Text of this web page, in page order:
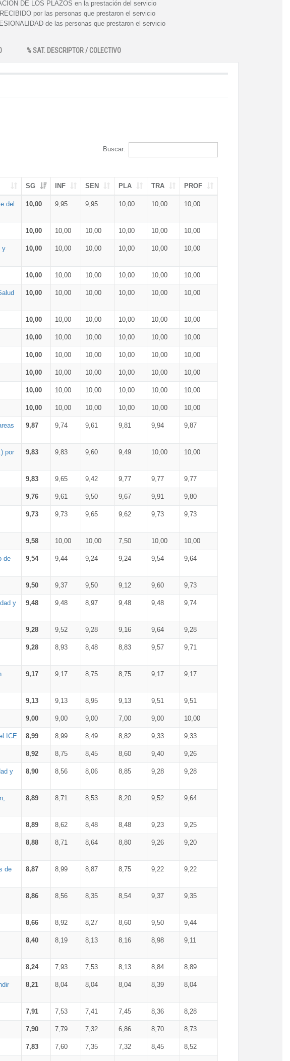
DE LOS PLAZOS en la prestación del servicio
por las personas que prestaron el servicio
de las personas que prestaron el servicio
% SAT. DESCRIPTOR / COLECTIVO
Buscar:
SG INF SEN PLA TRA PROF
del
10,00 9,95 9,95 10,00 10,00 10,00
10,00 10,00 10,00 10,00 10,00 10,00
y
10,00 10,00 10,00 10,00 10,00 10,00
10,00 10,00 10,00 10,00 10,00 10,00
10,00 10,00 10,00 10,00 10,00 10,00
10,00 10,00 10,00 10,00 10,00 10,00
10,00 10,00 10,00 10,00 10,00 10,00
10,00 10,00 10,00 10,00 10,00 10,00
10,00 10,00 10,00 10,00 10,00 10,00
10,00 10,00 10,00 10,00 10,00 10,00
10,00 10,00 10,00 10,00 10,00 10,00
9,87 9,74 9,61 9,81 9,94 9,87
por
9,83 9,83 9,60 9,49 10,00 10,00
9,83 9,65 9,42 9,77 9,77 9,77
9,76 9,61 9,50 9,67 9,91 9,80
9,73 9,73 9,65 9,62 9,73 9,73
9,58 10,00 10,00 7,50 10,00 10,00
de
9,54 9,44 9,24 9,24 9,54 9,64
9,50 9,37 9,50 9,12 9,60 9,73
y
9,48 9,48 8,97 9,48 9,48 9,74
9,28 9,52 9,28 9,16 9,64 9,28
9,28 8,93 8,48 8,83 9,57 9,71
9,17 9,17 8,75 8,75 9,17 9,17
9,13 9,13 8,95 9,13 9,51 9,51
9,00 9,00 9,00 7,00 9,00 10,00
ICE 8,99 8,99 8,49 8,82 9,33 9,33
8,92 8,75 8,45 8,60 9,40 9,26
y
8,90 8,56 8,06 8,85 9,28 9,28
8,89 8,71 8,53 8,20 9,52 9,64
8,89 8,62 8,48 8,48 9,23 9,25
8,88 8,71 8,64 8,80 9,26 9,20
de
8,87 8,99 8,87 8,75 9,22 9,22
8,86 8,56 8,35 8,54 9,37 9,35
8,66 8,92 8,27 8,60 9,50 9,44
8,40 8,19 8,13 8,16 8,98 9,11
8,24 7,93 7,53 8,13 8,84 8,89
8,21 8,04 8,04 8,04 8,39 8,04
7,91 7,53 7,41 7,45 8,36 8,28
7,90 7,79 7,32 6,86 8,70 8,73
7,83 7,60 7,35 7,32 8,45 8,52